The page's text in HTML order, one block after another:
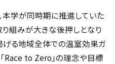
本学が同時期に推進していた
組みが大きな後押しとなり
げる地域全体での温室効果ガ
Race to Zero」の理念や目標